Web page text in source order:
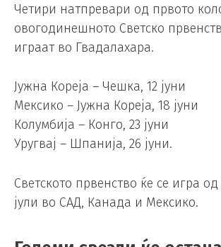
Четири натпревари од првото
овогодинешното Светско
играат во Гвадалахара.
Јужна Кореја – Чешка, 12 јуни
Мексико – Јужна Кореја, 18 јуни
Колумбија – Конго, 23 јуни
Уругвај – Шпанија, 26 јуни.
Светското првенство ќе се игра од
јули во САД, Канада и Мексико.